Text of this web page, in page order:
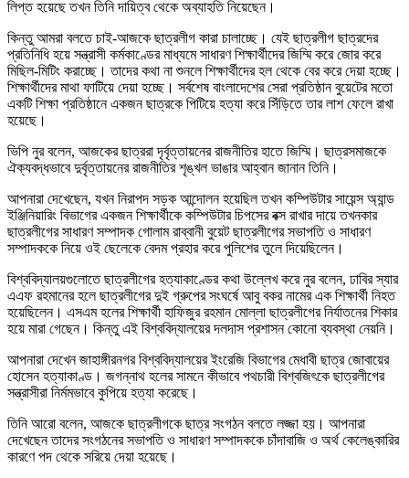
লিপ্ত হয়েছে তখন তিনি দায়িত্ব থেকে অব্যাহতি নিয়েছেন।
কিন্তু আমরা বলতে চাই-আজকে ছাত্রলীগ কারা চালাচ্ছে। যেই ছাত্রলীগ ছাত্রদের
প্রতিনিধি হয়ে সন্ত্রাসী কর্মকাণ্ডের মাধ্যমে সাধারণ শিক্ষার্থীদের জিম্মি করে জোর করে
মিছিল-মিটিং করাচ্ছে। তাদের কথা না শুনলে শিক্ষার্থীদের হল থেকে বের করে দেয়া হচ্ছে।
শিক্ষার্থীদের মাথা ফাটিয়ে দেয়া হচ্ছে। সর্বশেষ বাংলাদেশের সেরা প্রতিষ্ঠান বুয়েটের মতো
একটি শিক্ষা প্রতিষ্ঠানে একজন ছাত্রকে পিটিয়ে হত্যা করে সিঁড়িতে তার লাশ ফেলে রাখা
হয়েছে।
ভিপি নুর বলেন, আজকের ছাত্ররা দৃর্বৃত্তায়নের রাজনীতির হাতে জিম্মি। ছাত্রসমাজকে
ঐক্যবদ্ধভাবে দুর্বৃত্তায়নের রাজনীতির শৃঙ্খল ভাঙার আহ্বান জানান তিনি।
আপনারা দেখেছেন, যখন নিরাপদ সড়ক আন্দোলন হয়েছিল তখন কম্পিউটার সায়েন্স অ্যান্ড
ইঞ্জিনিয়ারিং বিভাগের একজন শিক্ষার্থীকে কম্পিউটার চিপসের বক্স রাখার দায়ে তখনকার
ছাত্রলীগের সাধারণ সম্পাদক গোলাম রাব্বানী বুয়েট ছাত্রলীগের সভাপতি ও সাধারণ
সম্পাদককে নিয়ে ওই ছেলেকে বেদম প্রহার করে পুলিশের তুলে দিয়েছিলেন।
বিশ্ববিদ্যালয়গুলোতে ছাত্রলীগের হত্যাকাণ্ডের কথা উল্লেখ করে নুর বলেন, ঢাবির স্যার
এএফ রহমানের হলে ছাত্রলীগের দুই গ্রুপের সংঘর্ষে আবু বকর নামের এক শিক্ষার্থী নিহত
হয়েছিলেন। এসএম হলের শিক্ষার্থী হাফিজুর রহমান মোল্লা ছাত্রলীগের নির্যাতনের শিকার
হয়ে মারা গেছেন। কিন্তু এই বিশ্ববিদ্যালয়ের দলদাস প্রশাসন কোনো ব্যবস্থা নেয়নি।
আপনারা দেখেন জাহাঙ্গীরনগর বিশ্ববিদ্যালয়ের ইংরেজি বিভাগের মেধাবী ছাত্র জোবায়ের
হোসেন হত্যাকাণ্ড। জগন্নাথ হলের সামনে কীভাবে পথচারী বিশ্বজিৎকে ছাত্রলীগের
সন্ত্রাসীরা নির্মমভাবে কুপিয়ে হত্যা করেছে।
তিনি আরো বলেন, আজকে ছাত্রলীগকে ছাত্র সংগঠন বলতে লজ্জা হয়। আপনারা
দেখেছেন তাদের সংগঠনের সভাপতি ও সাধারণ সম্পাদককে চাঁদাবাজি ও অর্থ কেলেঙ্কারির
কারণে পদ থেকে সরিয়ে দেয়া হয়েছে।